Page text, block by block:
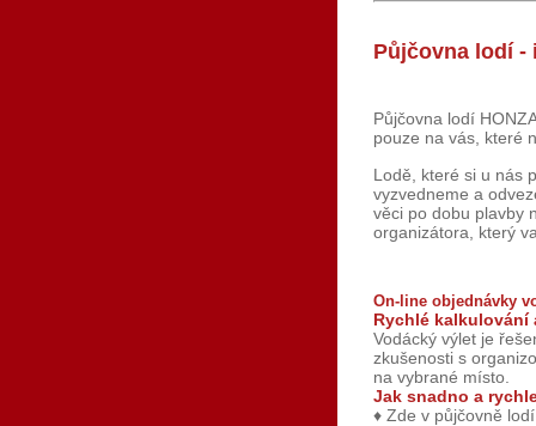
Půjčovna lodí -
Půjčovna lodí
pouze na vás, které
Lodě, které si u nás
vyzvedneme a
věci po dobu plavby
organizátora, který
On-line objednávky
Rychlé kalkulování
Vodácký výlet je
zkušenosti s
na vybrané místo.
Jak snadno a
♦ Zde v půjčovně